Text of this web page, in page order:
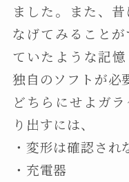
ました。また、
なげてみること
ていたような記
独自のソフトが必
どちらにせよガ
り出すには、
・変形は確認さ
・充電器